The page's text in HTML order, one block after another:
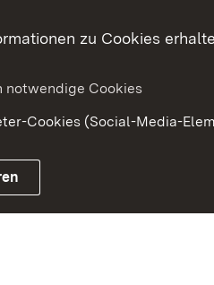
zum Landesportal
zu Cookies
notwendige Cookies
Cookies (Social-Media-